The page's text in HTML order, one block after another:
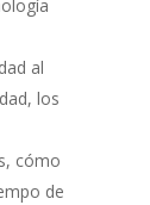
al
los
cómo
de